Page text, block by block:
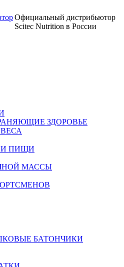
Официальный дистрибьютор
Scitec Nutrition в России
ЗДОРОВЬЕ
ПИЩИ
МАССЫ
БАТОНЧИКИ